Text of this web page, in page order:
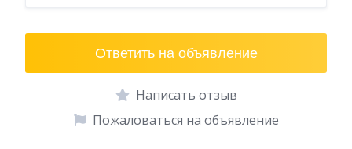
Ответить на объявление
Написать отзыв
Пожаловаться на объявление